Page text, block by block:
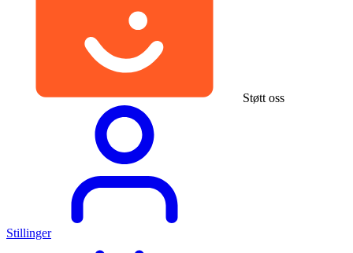
Støtt oss
Stillinger